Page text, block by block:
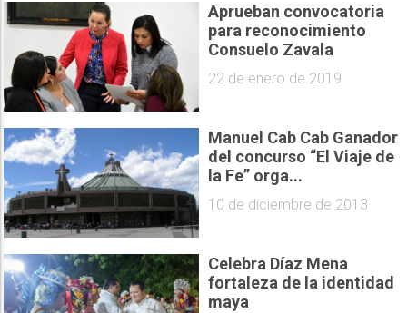
Aprueban convocatoria
para reconocimiento
Consuelo Zavala
22 de enero de 2019
Manuel Cab Cab Ganador
del concurso “El Viaje de
la Fe” orga...
10 de diciembre de 2013
Celebra Díaz Mena
fortaleza de la identidad
maya